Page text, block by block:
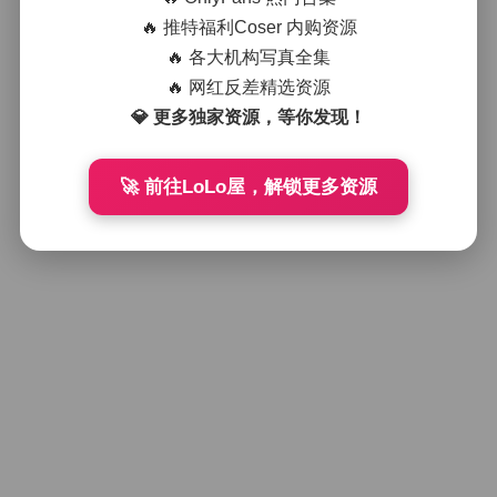
🔥 推特福利Coser 内购资源
🔥 各大机构写真全集
🔥 网红反差精选资源
💎 更多独家资源，等你发现！
🚀 前往LoLo屋，解锁更多资源